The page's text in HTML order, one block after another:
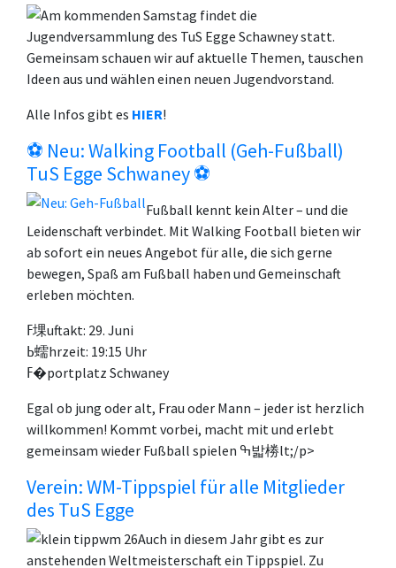
Am kommenden Samstag findet die
Jugendversammlung des TuS Egge Schawney statt.
Gemeinsam schauen wir auf aktuelle Themen, tauschen
Ideen aus und wählen einen neuen Jugendvorstand.
Alle Infos gibt es HIER!
⚽ Neu: Walking Football (Geh-Fußball)
TuS Egge Schwaney ⚽
Fußball kennt kein Alter – und die
Leidenschaft verbindet. Mit Walking Football bieten wir
ab sofort ein neues Angebot für alle, die sich gerne
bewegen, Spaß am Fußball haben und Gemeinschaft
erleben möchten.
ߓ堁uftakt: 29. Juni
ߕ蠕hrzeit: 19:15 Uhr
ߓ�portplatz Schwaney
Egal ob jung oder alt, Frau oder Mann – jeder ist herzlich
willkommen! Kommt vorbei, macht mit und erlebt
gemeinsam wieder Fußball spielen ߒ밟椦lt;/p>
Verein: WM-Tippspiel für alle Mitglieder
des TuS Egge
Auch in diesem Jahr gibt es zur
anstehenden Weltmeisterschaft ein Tippspiel. Zu